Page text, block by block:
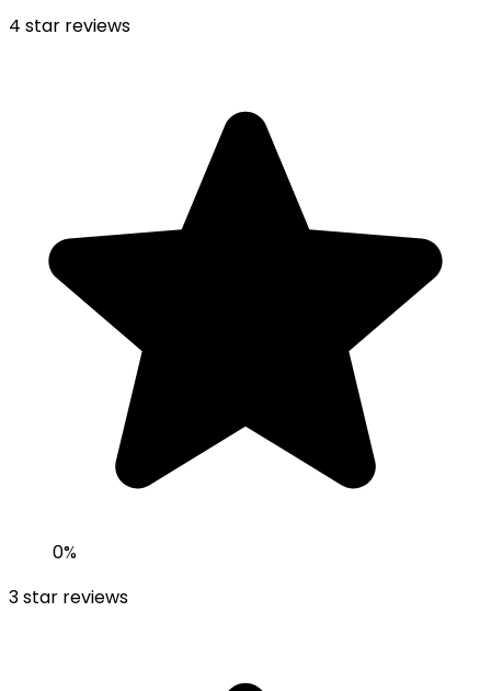
4 star reviews
0%
3star reviews